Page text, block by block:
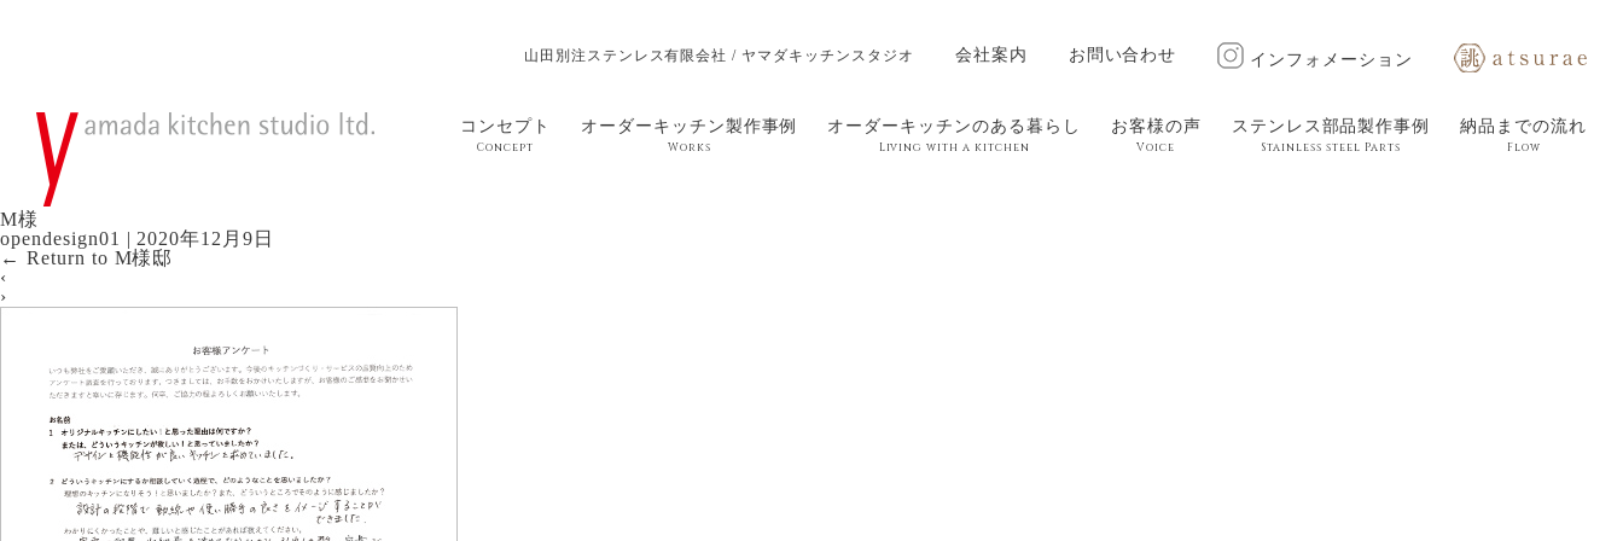
山田別注ステンレス有限会社 / ヤマダキッチンスタジオ 会社案内 お問い合わせ インフォメーション
コンセプト
Concept
オーダーキッチン製作事例
Works
オーダーキッチンのある暮らし
Living with a kitchen
お客様の声
Voice
ステンレス部品製作事例
Stainless steel Parts
納品までの流れ
Flow
M様
opendesign01 | 2020年12月9日
← Return to M様邸
‹
›